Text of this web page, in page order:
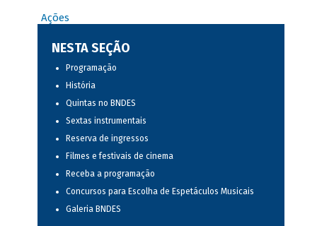
Ações
NESTA SEÇÃO
Programação
História
Quintas no BNDES
Sextas instrumentais
Reserva de ingressos
Filmes e festivais de cinema
Receba a programação
Concursos para Escolha de Espetáculos Musicais
Galeria BNDES